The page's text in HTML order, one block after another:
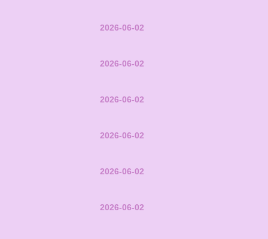
2026-06-02
2026-06-02
2026-06-02
2026-06-02
2026-06-02
2026-06-02